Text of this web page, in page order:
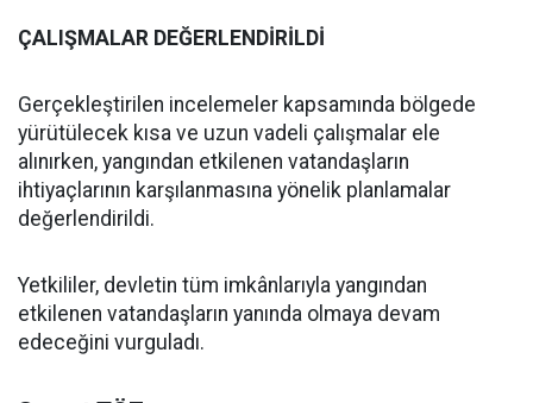
ÇALIŞMALAR DEĞERLENDİRİLDİ
Gerçekleştirilen incelemeler kapsamında bölgede
yürütülecek kısa ve uzun vadeli çalışmalar ele
alınırken, yangından etkilenen vatandaşların
ihtiyaçlarının karşılanmasına yönelik planlamalar
değerlendirildi.
Yetkililer, devletin tüm imkânlarıyla yangından
etkilenen vatandaşların yanında olmaya devam
edeceğini vurguladı.